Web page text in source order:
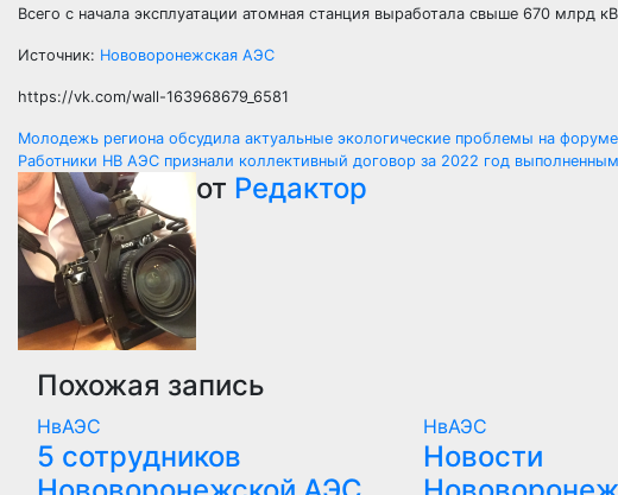
Всего с начала эксплуатации атомная станция выработала свыше 670 млрд
Источник: Нововоронежская АЭС
https://vk.com/wall-163968679_6581
Навигация
по
записям
Молодежь региона обсудила актуальные экологические проблемы на
Работники НВ АЭС признали коллективный договор за 2022 год выполненным
от Редактор
Похожая запись
НвАЭС
5 сотрудников
НвАЭС
Новости